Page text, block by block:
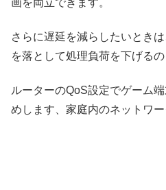
さらに遅延を減らしたいとき
を落として処理負荷を下げるの
ルーターのQoS設定でゲーム
めします、家庭内のネットワー